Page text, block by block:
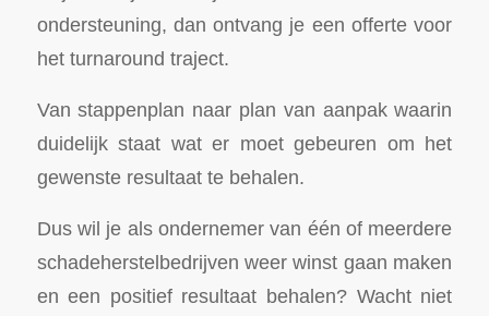
ondersteuning, dan ontvang je een offerte voor
het turnaround traject.
Van stappenplan naar plan van aanpak waarin
duidelijk staat wat er moet gebeuren om het
gewenste resultaat te behalen.
Dus wil je als ondernemer van één of meerdere
schadeherstelbedrijven weer winst gaan maken
en een positief resultaat behalen? Wacht niet